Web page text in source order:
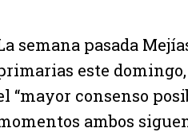
semana pasada
este
“mayor consenso
ambos